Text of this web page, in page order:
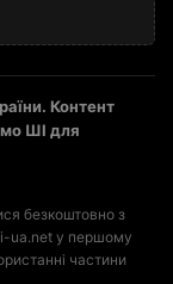
Контент
ШІ для
безкоштовно з
ua.net у першому
частини